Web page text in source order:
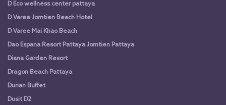
D Eco wellness center pattaya
D Varee Jomtien Beach Hotel
D Varee Mai Khao Beach
Dao Espana Resort Pattaya Jomtien Pattaya
Diana Garden Resort
Dragon Beach Pattaya
Durian Buffet
Dusit D2